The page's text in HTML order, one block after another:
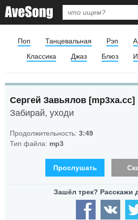
Поп Танцевальная Рэп
Классика
Джаз Блюз
Сергей Завьялов [mp3xa.cc]
Забирай, уходи
Продолжительность: 3:49
Тип файла: mp3
Прослушать